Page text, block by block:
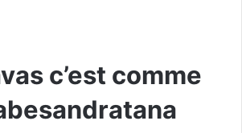
c’est comme